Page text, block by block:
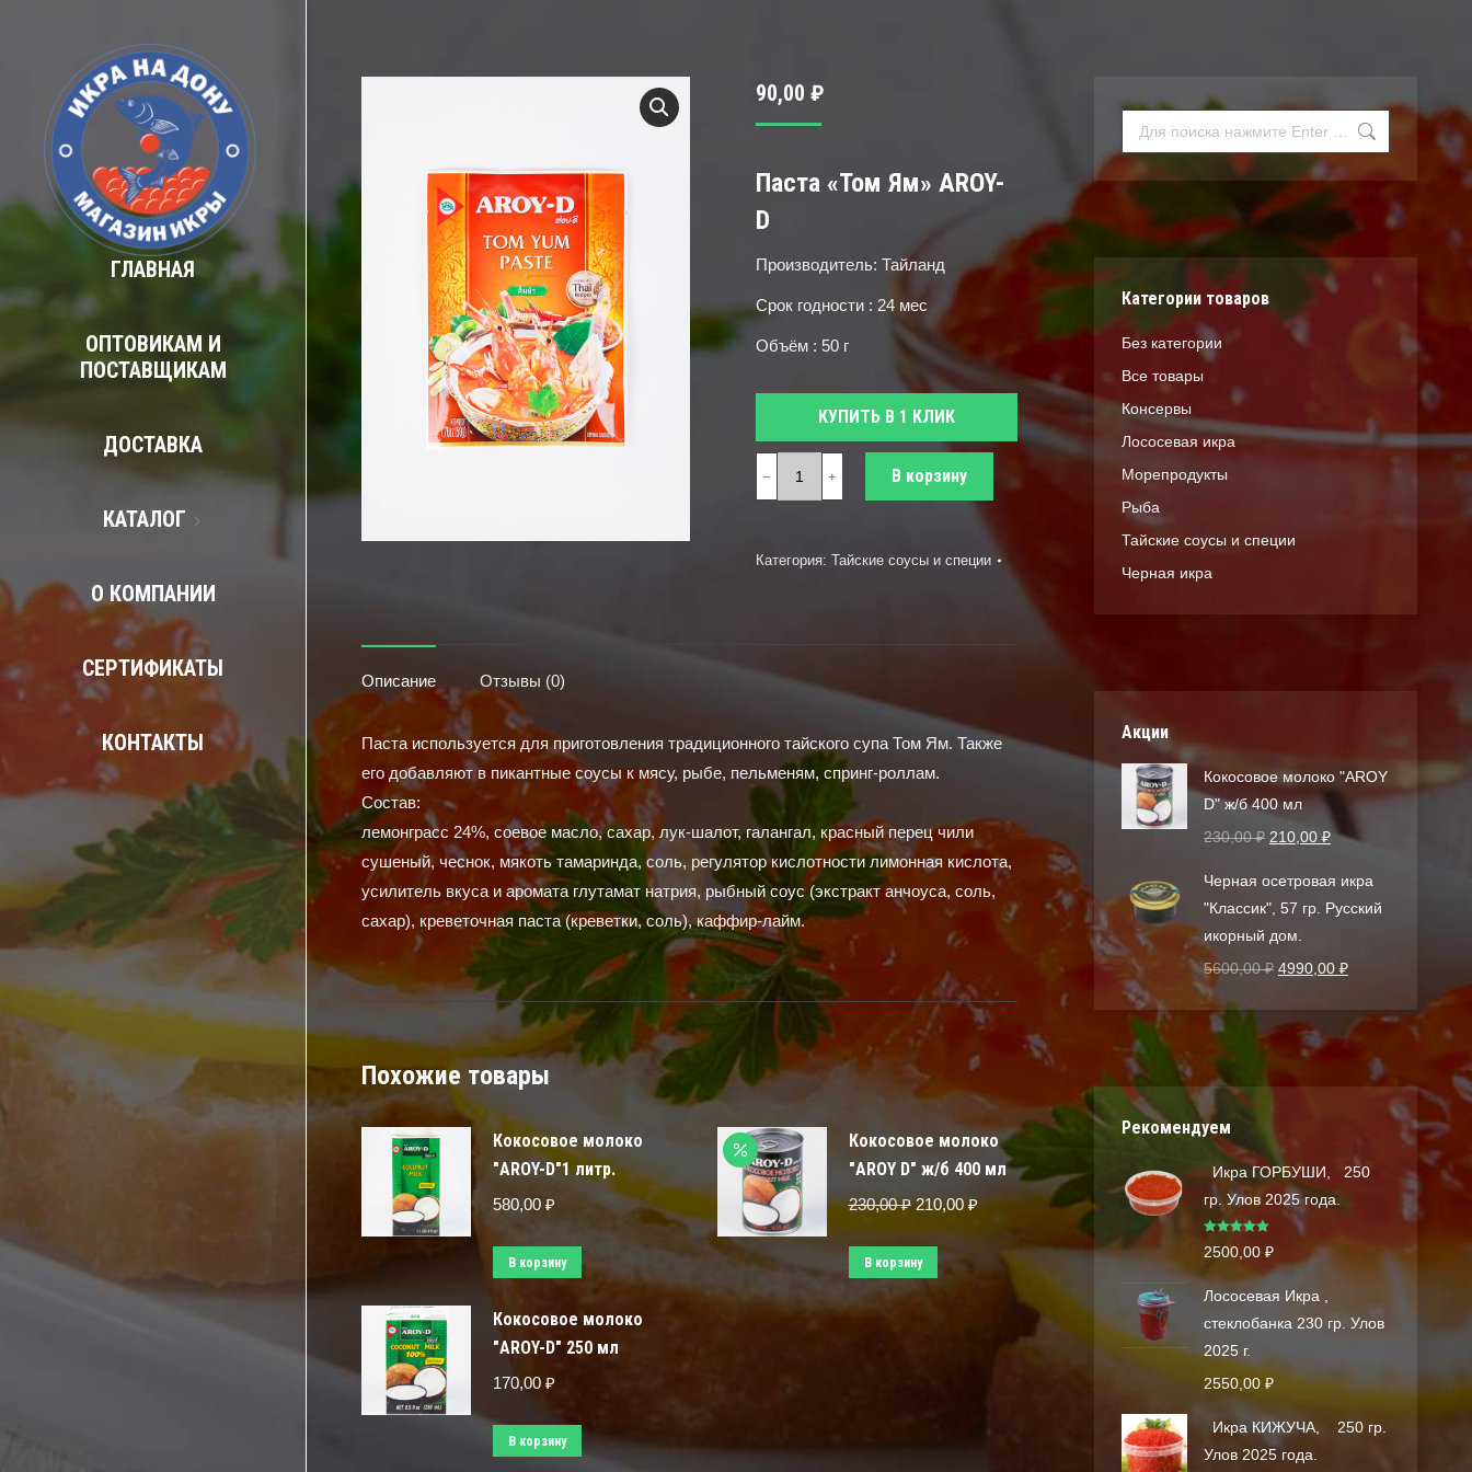
ГЛАВНАЯ
ОПТОВИКАМ И
ПОСТАВЩИКАМ
ДОСТАВКА
КАТАЛОГ
О КОМПАНИИ
СЕРТИФИКАТЫ
КОНТАКТЫ
90,00 ₽
Паста «Том Ям» AROY-
D
Производитель: Тайланд
Срок годности : 24 мес
Объём : 50 г
КУПИТЬ В 1 КЛИК
товара
"Том
50
﹣ ﹢ В корзину
Категория: Тайские соусы и специи
Описание Отзывы (0)
Паста используется для приготовления традиционного тайского супа Том Ям. Также
его добавляют в пикантные соусы к мясу, рыбе, пельменям, спринг-роллам.
Состав:
лемонграсс 24%, соевое масло, сахар, лук-шалот, галангал, красный перец чили
сушеный, чеснок, мякоть тамаринда, соль, регулятор кислотности лимонная кислота,
усилитель вкуса и аромата глутамат натрия, рыбный соус (экстракт анчоуса, соль,
сахар), креветочная паста (креветки, соль), каффир-лайм.
Похожие товары
Кокосовое молоко
"AROY-D"1 литр.
580,00 ₽
В корзину
Кокосовое молоко
"AROY D" ж/б 400 мл
230,00₽ 210,00₽
В корзину
Кокосовое молоко
"AROY-D" 250 мл
170,00 ₽
В корзину
Категории товаров
Без категории
Все товары
Консервы
Лососевая икра
Морепродукты
Рыба
Тайские соусы и специи
Черная икра
Акции
Кокосовое молоко "AROY
D" ж/б 400 мл
230,00₽ 210,00 ₽
Черная осетровая икра
"Классик", 57 гр. Русский
икорный дом.
5600,00₽ 4990,00 ₽
Рекомендуем
Икра ГОРБУШИ, 250
гр. Улов 2025 года.
Оценка 5.00
из 5
2500,00 ₽
Лососевая Икра ,
стеклобанка 230 гр. Улов
2025 г.
2550,00 ₽
Икра КИЖУЧА, 250 гр.
Улов 2025 года.